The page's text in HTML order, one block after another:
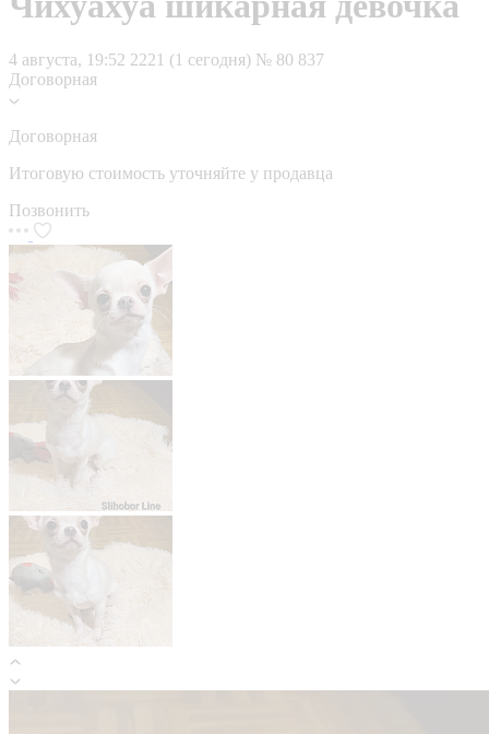
4 августа, 19:52 2221 (1 сегодня) № 80 837
Договорная
Договорная
Итоговую стоимость уточняйте у продавца
Позвонить